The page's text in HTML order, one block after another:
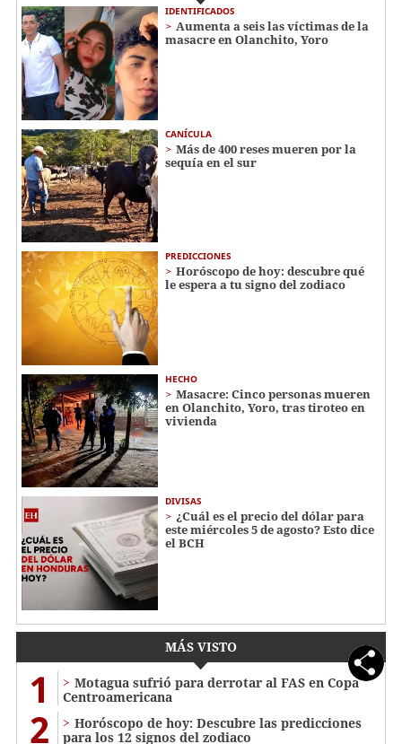
IDENTIFICADOS
Aumenta a seis las víctimas de la
masacre en Olanchito, Yoro
CANÍCULA
Más de 400 reses mueren por la
sequía en el sur
PREDICCIONES
Horóscopo de hoy: descubre qué
le espera a tu signo del zodiaco
HECHO
Masacre: Cinco personas mueren
en Olanchito, Yoro, tras tiroteo en
vivienda
DIVISAS
¿Cuál es el precio del dólar para
este miércoles 5 de agosto? Esto dice
el BCH
MÁS VISTO
1
Motagua sufrió para derrotar al FAS en Copa
Centroamericana
2
Horóscopo de hoy: Descubre las predicciones
para los 12 signos del zodiaco